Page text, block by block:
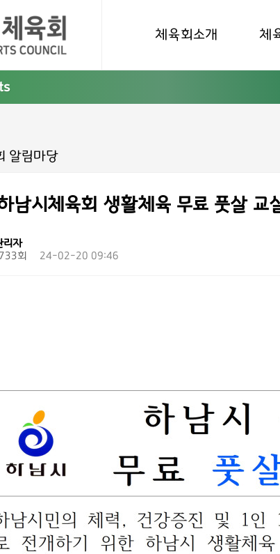
체육회소개 체
알림마당
남시체육회 생활체육 무료 풋살 교
리자
회
24-02-20 09:46